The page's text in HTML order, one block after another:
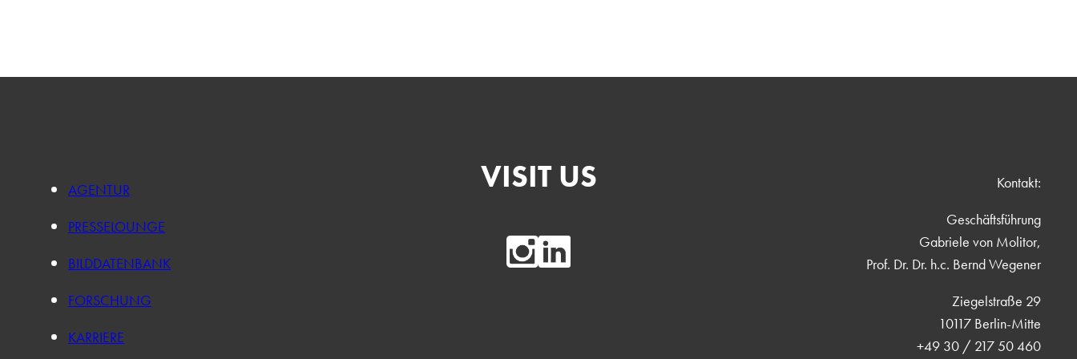
AGENTUR
PRESSELOUNGE
BILDDATENBANK
FORSCHUNG
KARRIERE
VISIT US
Kontakt:
Geschäftsführung
Gabriele von Molitor,
Prof. Dr. Dr. h.c. Bernd Wegener
Ziegelstraße 29
10117 Berlin-Mitte
+49 30 / 217 50 460